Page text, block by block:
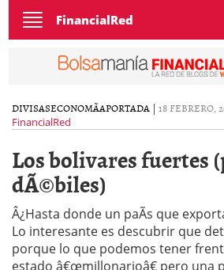
Toggle
navigation
FinancialRed
DIVISASECONOMÃ­APORTADA | 18 FEBRERO,
FinancialRed
Los bolivares fuertes
dÃ©biles)
Â¿Hasta donde un paÃ­s que
Lo interesante es descubrir que
porque lo que podemos tener
estado â€œmillonarioâ€ pero una